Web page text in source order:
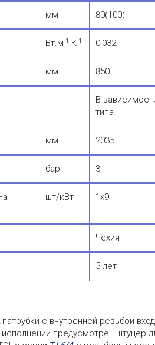
мм 80(100)
Вт.м-1 .К-1 0,032
мм 850
В
типа
мм 2035
бар 3
шт/кВт 1х9
Чехия
5 лет
с внутренней резьбой
предусмотрен штуцер